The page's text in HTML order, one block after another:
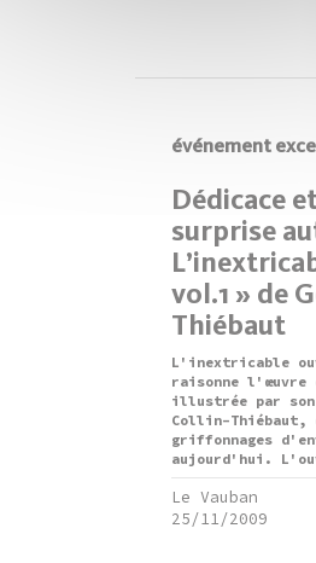
événement
Dédicace
surprise
vol.1 » de
Thiébaut
L'inextricable
raisonne l'œuvre
illustrée par son
Collin-Thiébaut,
griffonnages
aujourd'hui.
Le Vauban
25/11/2009